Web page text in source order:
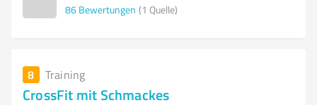
86 Bewertungen (1 Quelle)
8 Training
CrossFit mit Schmackes